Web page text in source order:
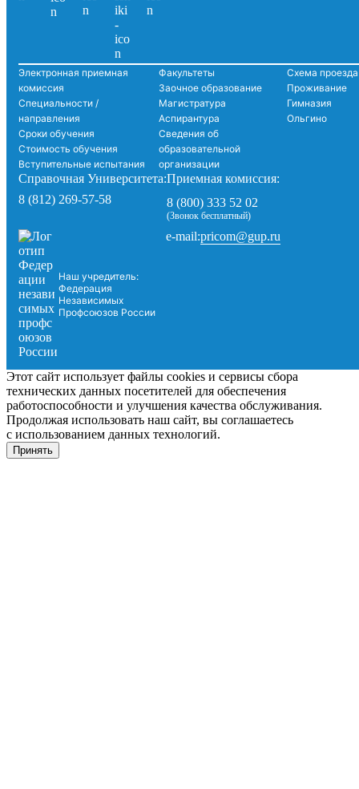
Электронная приемная
комиссия
Специальности /
направления
Сроки обучения
Стоимость обучения
Вступительные испытания
Факультеты
Заочное образование
Магистратура
Аспирантура
Сведения об
образовательной
организации
Схема проезда
Проживание
Гимназия
Ольгино
Справочная Университета:
8 (812) 269-57-58
Приемная комиссия:
8 (800) 333 52 02
(Звонок бесплатный)
Наш учредитель:
Федерация
Независимых
Профсоюзов России
e-mail:pricom@gup.ru
Этот сайт использует файлы cookies и сервисы сбора
технических данных посетителей для обеспечения
работоспособности и улучшения качества обслуживания.
Продолжая использовать наш сайт, вы соглашаетесь
с использованием данных технологий.
Принять